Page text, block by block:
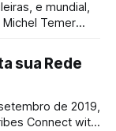
e mundial,
Temer
da
reação
sua Rede
de 2019,
Connect with